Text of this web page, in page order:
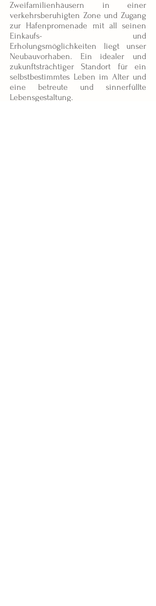
Zweifamilienhäusern in einer
verkehrsberuhigten Zone und Zugang
zur Hafenpromenade mit all seinen
Einkaufs- und
Erholungsmöglichkeiten liegt unser
Neubauvorhaben. Ein idealer und
zukunftsträchtiger Standort für ein
selbstbestimmtes Leben im Alter und
eine betreute und sinnerfüllte
Lebensgestaltung.
Grundriss Erdgeschoss
ambulant